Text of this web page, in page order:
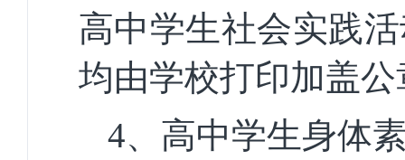
高中学生社会实践
均由学校打印加盖
4、 高中学生身体